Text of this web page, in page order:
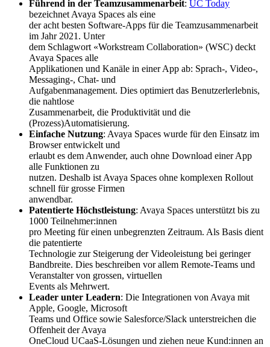
Führend in der Teamzusammenarbeit: UC Today
bezeichnet Avaya Spaces als eine
der acht besten Software-Apps für die Teamzusammenarbeit
im Jahr 2021. Unter
dem Schlagwort «Workstream Collaboration» (WSC) deckt
Avaya Spaces alle
Applikationen und Kanäle in einer App ab: Sprach-, Video-,
Messaging-, Chat- und
Aufgabenmanagement. Dies optimiert das Benutzerlerlebnis,
die nahtlose
Zusammenarbeit, die Produktivität und die
(Prozess)Automatisierung.
Einfache Nutzung: Avaya Spaces wurde für den Einsatz im
Browser entwickelt und
erlaubt es dem Anwender, auch ohne Download einer App
alle Funktionen zu
nutzen. Deshalb ist Avaya Spaces ohne komplexen Rollout
schnell für grosse Firmen
anwendbar.
Patentierte Höchstleistung: Avaya Spaces unterstützt bis zu
1000 Teilnehmer:innen
pro Meeting für einen unbegrenzten Zeitraum. Als Basis dient
die patentierte
Technologie zur Steigerung der Videoleistung bei geringer
Bandbreite. Dies beschreiben vor allem Remote-Teams und
Veranstalter von grossen, virtuellen
Events als Mehrwert.
Leader unter Leadern: Die Integrationen von Avaya mit
Apple, Google, Microsoft
Teams und Office sowie Salesforce/Slack unterstreichen die
Offenheit der Avaya
OneCloud UCaaS-Lösungen und ziehen neue Kund:innen an